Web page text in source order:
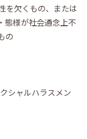
を欠くもの、または
態様が社会通念上不
の
シャルハラスメン